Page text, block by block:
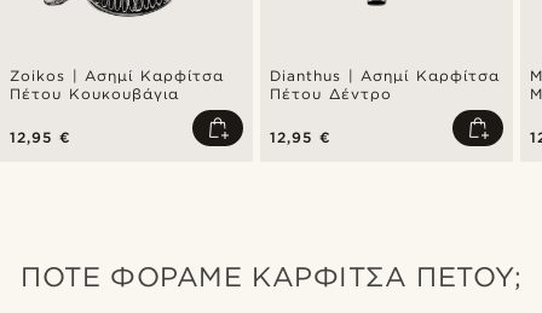
Zoikos | Ασημί Καρφίτσα
Πέτου Κουκουβάγια
12,95 €
Dianthus | Ασημί Καρφίτσα
Πέτου Δέντρο
12,95 €
ΠΌΤΕ ΦΟΡΆΜΕ ΚΑΡΦΊΤΣΑ ΠΈΤΟΥ;